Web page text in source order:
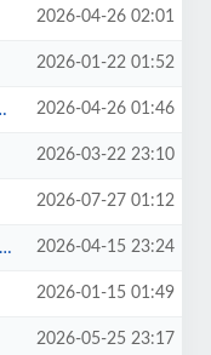
2026-04-26 02:01
2026-01-22 01:52
2026-04-26 01:46
2026-03-22 23:10
2026-07-27 01:12
2026-04-15 23:24
2026-01-15 01:49
2026-05-25 23:17